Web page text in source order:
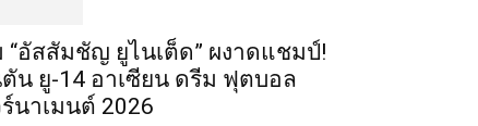
“อัสสัมชัญ ยูไนเต็ด” ผงาดแชมป์!
น ยู-14 อาเซียน ดรีม ฟุตบอล
นาเมนต์ 2026